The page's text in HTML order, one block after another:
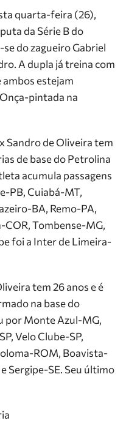
quarta-feira (26),
da Série B do
do zagueiro Gabriel
A dupla já treina com
ambos estejam
pintada na
Sandro de Oliveira tem
de base do Petrolina
acumula passagens
PB, Cuiabá-MT,
BA, Remo-PA,
COR, Tombense-MG,
foi a Inter de Limeira-
tem 26 anos e é
na base do
por Monte Azul-MG,
Velo Clube-SP,
ROM, Boavista-
Sergipe-SE. Seu último